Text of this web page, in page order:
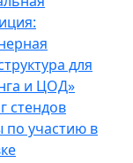
для
и ЦОД»
стендов
по участию в